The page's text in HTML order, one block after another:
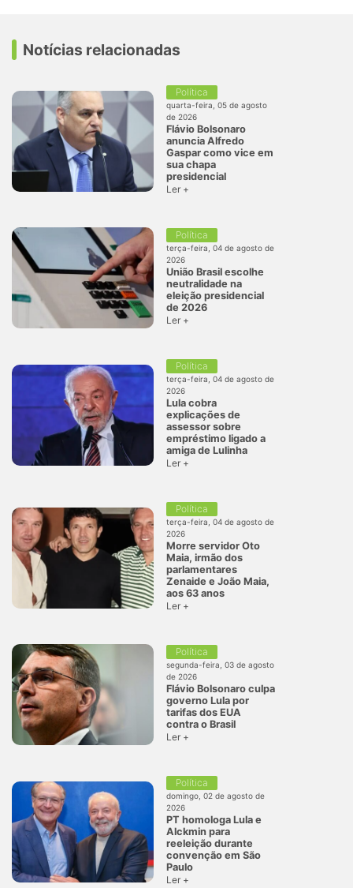
Notícias relacionadas
Política
quarta-feira, 05 de agosto
de 2026
Flávio Bolsonaro
anuncia Alfredo
Gaspar como vice em
sua chapa
presidencial
Ler +
Política
terça-feira, 04 de agosto de
2026
União Brasil escolhe
neutralidade na
eleição presidencial
de 2026
Ler +
Política
terça-feira, 04 de agosto de
2026
Lula cobra
explicações de
assessor sobre
empréstimo ligado a
amiga de Lulinha
Ler +
Política
terça-feira, 04 de agosto de
2026
Morre servidor Oto
Maia, irmão dos
parlamentares
Zenaide e João Maia,
aos 63 anos
Ler +
Política
segunda-feira, 03 de agosto
de 2026
Flávio Bolsonaro culpa
governo Lula por
tarifas dos EUA
contra o Brasil
Ler +
Política
domingo, 02 de agosto de
2026
PT homologa Lula e
Alckmin para
reeleição durante
convenção em São
Paulo
Ler +